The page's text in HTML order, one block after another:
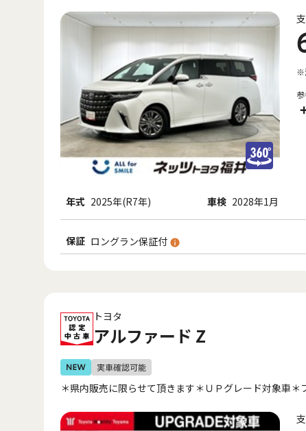
※
年式 2025年(R7年) 車検 2028年1月
保証 ロングラン保証付
トヨタ
アルファード Z
＊県内販売に限らせて頂きます＊ＵＰグレード対象車